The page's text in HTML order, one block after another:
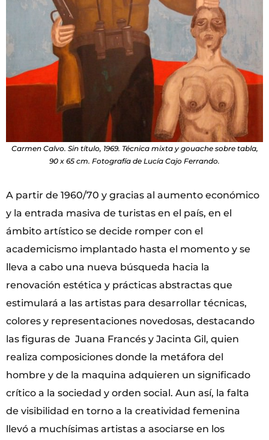
Carmen Calvo. Sin título, 1969. Técnica mixta y gouache sobre tabla,
90 x 65 cm. Fotografía de Lucía Cajo Ferrando.
A partir de 1960/70 y gracias al aumento económico
y la entrada masiva de turistas en el país, en el
ámbito artístico se decide romper con el
academicismo implantado hasta el momento y se
lleva a cabo una nueva búsqueda hacia la
renovación estética y prácticas abstractas que
estimulará a las artistas para desarrollar técnicas,
colores y representaciones novedosas, destacando
las figuras de Juana Francés y Jacinta Gil, quien
realiza composiciones donde la metáfora del
hombre y de la maquina adquieren un significado
crítico a la sociedad y orden social. Aun así, la falta
de visibilidad en torno a la creatividad femenina
llevó a muchísimas artistas a asociarse en los